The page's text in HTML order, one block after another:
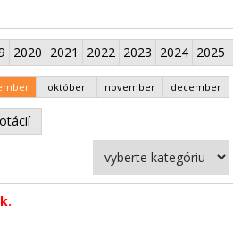
2020 2021 2022 2023 2024 2025
október november december